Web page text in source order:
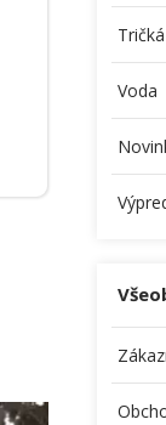
Tričká
Voda